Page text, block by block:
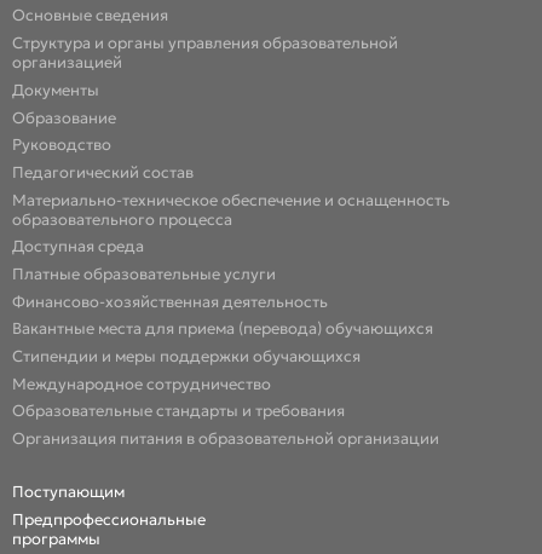
Основные сведения
Структура и органы управления образовательной
организацией
Документы
Образование
Руководство
Педагогический состав
Материально-техническое обеспечение и оснащенность
образовательного процесса
Доступная среда
Платные образовательные услуги
Финансово-хозяйственная деятельность
Вакантные места для приема (перевода) обучающихся
Стипендии и меры поддержки обучающихся
Международное сотрудничество
Образовательные стандарты и требования
Организация питания в образовательной организации
Поступающим
Предпрофессиональные
программы